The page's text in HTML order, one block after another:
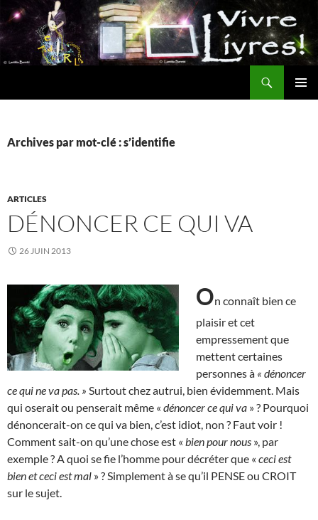
Aller
au
contenu
Archives par mot-clé : s’identifie
ARTICLES
DÉNONCER CE QUI VA
26 JUIN 2013
On connaît bien ce
plaisir et cet
empressement que
mettent certaines
personnes à « dénoncer
ce qui ne va pas. » Surtout chez autrui, bien évidemment. Mais
qui oserait ou penserait même « dénoncer ce qui va » ? Pourquoi
dénoncerait-on ce qui va bien, c’est idiot, non ? Faut voir !
Comment sait-on qu’une chose est « bien pour nous », par
exemple ? A quoi se fie l’homme pour décréter que « ceci est
bien et ceci est mal » ? Simplement à se qu’il PENSE ou CROIT
sur le sujet.